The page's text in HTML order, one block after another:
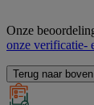
Onze
onze verificatie-
Terug naar boven